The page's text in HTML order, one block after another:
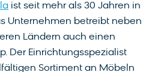
ist seit mehr als 30 Jahren in
Unternehmen betreibt neben
Ländern auch einen
Der Einrichtungsspezialist
Sortiment an Möbeln